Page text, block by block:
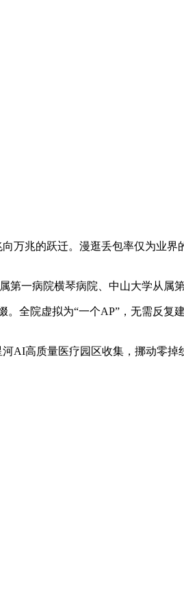
兆的跃迁。漫逛丢包率仅为业界
一病院横琴病院、中山大学从属第
全院虚拟为“一个AP”，无需反复
高质量医疗园区收集，挪动零掉